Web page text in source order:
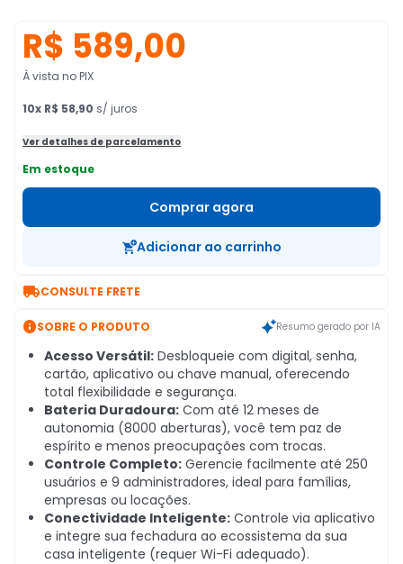
R$ 589,00
À vista no PIX
10x R$ 58,90 s/ juros
Ver detalhes de parcelamento
Em estoque
Comprar agora
Adicionar ao carrinho
CONSULTE FRETE
SOBRE O PRODUTO Resumo gerado por IA
Acesso Versátil: Desbloqueie com digital, senha,
cartão, aplicativo ou chave manual, oferecendo
total flexibilidade e segurança.
Bateria Duradoura: Com até 12 meses de
autonomia (8000 aberturas), você tem paz de
espírito e menos preocupações com trocas.
Controle Completo: Gerencie facilmente até 250
usuários e 9 administradores, ideal para famílias,
empresas ou locações.
Conectividade Inteligente: Controle via aplicativo
e integre sua fechadura ao ecossistema da sua
casa inteligente (requer Wi-Fi adequado).